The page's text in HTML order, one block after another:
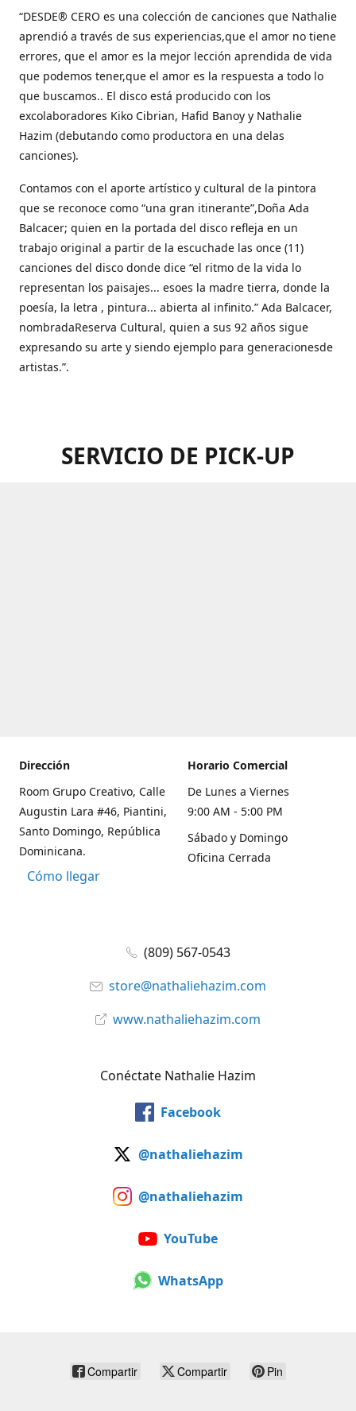
“DESDE® CERO es una colección de canciones que Nathalie
aprendió a través de sus experiencias,que el amor no tiene
errores, que el amor es la mejor lección aprendida de vida
que podemos tener,que el amor es la respuesta a todo lo
que buscamos.. El disco está producido con los
excolaboradores Kiko Cibrian, Hafid Banoy y Nathalie
Hazim (debutando como productora en una delas
canciones).
Contamos con el aporte artístico y cultural de la pintora
que se reconoce como “una gran itinerante”,Doña Ada
Balcacer; quien en la portada del disco refleja en un
trabajo original a partir de la escuchade las once (11)
canciones del disco donde dice “el ritmo de la vida lo
representan los paisajes... esoes la madre tierra, donde la
poesía, la letra , pintura... abierta al infinito.” Ada Balcacer,
nombradaReserva Cultural, quien a sus 92 años sigue
expresando su arte y siendo ejemplo para generacionesde
artistas.”.
SERVICIO DE PICK-UP
Dirección
Room Grupo Creativo, Calle
Augustin Lara #46, Piantini,
Santo Domingo, República
Dominicana.
Cómo llegar
Horario Comercial
De Lunes a Viernes
9:00 AM - 5:00 PM
Sábado y Domingo
Oficina Cerrada
(809) 567-0543
store@nathaliehazim.com
www.nathaliehazim.com
Conéctate Nathalie Hazim
Facebook
@nathaliehazim
@nathaliehazim
YouTube
WhatsApp
Compartir Compartir Pin